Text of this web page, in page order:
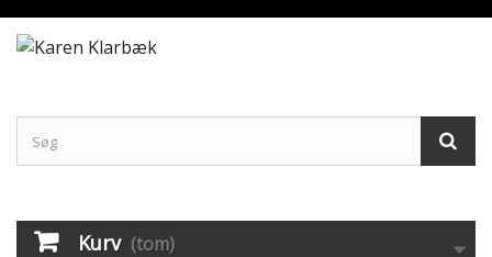
Kurv (tom)